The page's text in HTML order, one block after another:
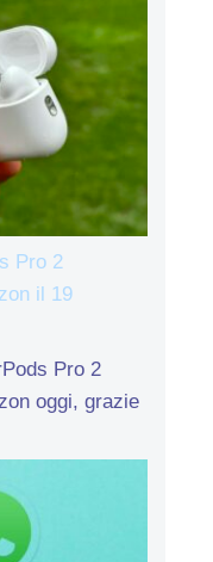
Pro 2
il 19
Pro 2
oggi, grazie